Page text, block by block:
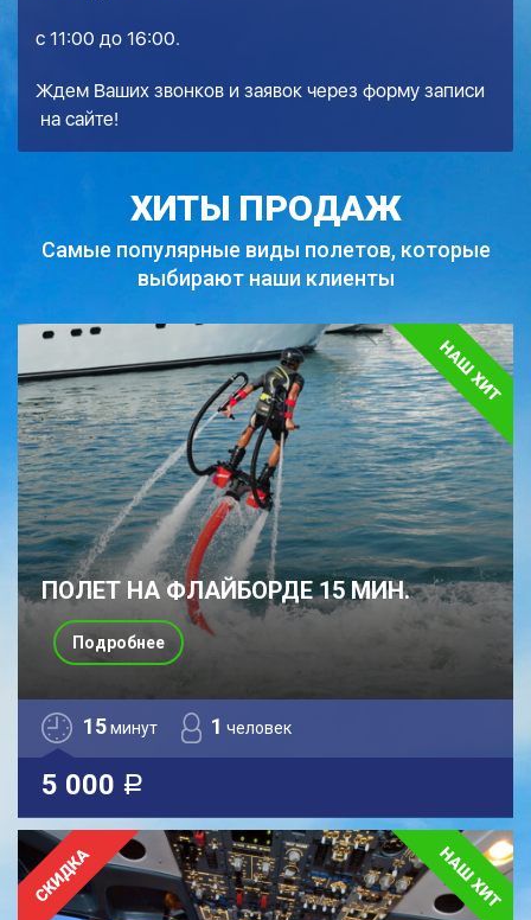
с 11:00 до 16:00.
Ждем Ваших звонков и заявок через форму записи
на сайте!
ХИТЫ ПРОДАЖ
Самые популярные виды полетов, которые
выбирают наши клиенты
ПОЛЕТ НА ФЛАЙБОРДЕ 15 МИН.
15минут 1 человек
5 000 a
Подробнее